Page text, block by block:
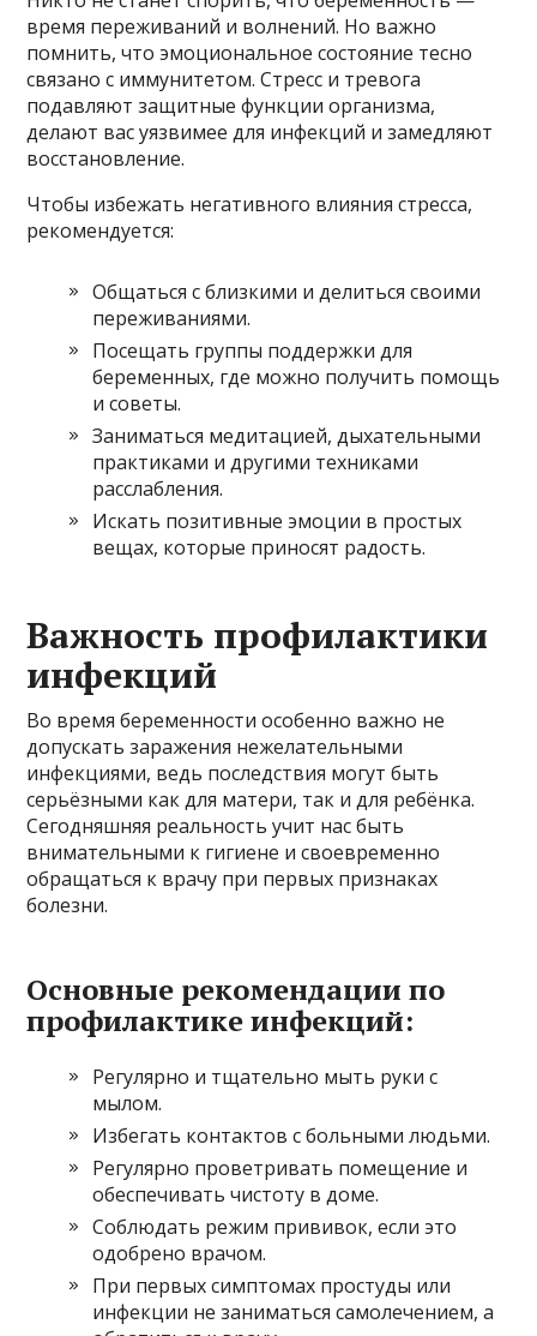
время переживаний и волнений. Но важно
помнить, что эмоциональное состояние тесно
связано с иммунитетом. Стресс и тревога
подавляют защитные функции организма,
делают вас уязвимее для инфекций и замедляют
восстановление.
Чтобы избежать негативного влияния стресса,
рекомендуется:
Общаться с близкими и делиться своими
переживаниями.
Посещать группы поддержки для
беременных, где можно получить помощь
и советы.
Заниматься медитацией, дыхательными
практиками и другими техниками
расслабления.
Искать позитивные эмоции в простых
вещах, которые приносят радость.
Важность профилактики
инфекций
Во время беременности особенно важно не
допускать заражения нежелательными
инфекциями, ведь последствия могут быть
серьёзными как для матери, так и для ребёнка.
Сегодняшняя реальность учит нас быть
внимательными к гигиене и своевременно
обращаться к врачу при первых признаках
болезни.
Основные рекомендации по
профилактике инфекций:
Регулярно и тщательно мыть руки с
мылом.
Избегать контактов с больными людьми.
Регулярно проветривать помещение и
обеспечивать чистоту в доме.
Соблюдать режим прививок, если это
одобрено врачом.
При первых симптомах простуды или
инфекции не заниматься самолечением, а